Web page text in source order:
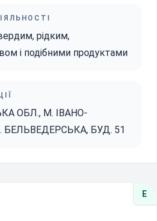
рідким,
і подібними продуктами
ОБЛ., М. ІВАНО-
БЕЛЬВЕДЕРСЬКА, БУД. 51
E